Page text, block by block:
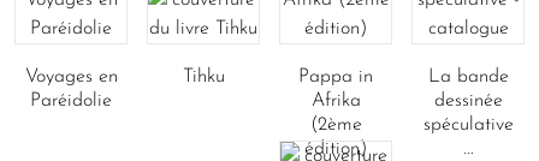
Voyages en
Paréidolie
Tihku
Pappa in
Afrika
(2ème
édition)
La bande
dessinée
spéculative
...